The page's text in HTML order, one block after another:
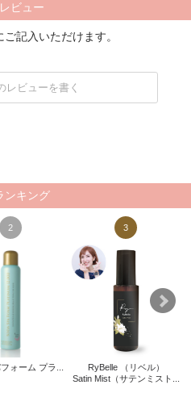
ビュー
ご記入いただけます。
レビューを書く
ンキング
2
ォーム プラ...
3
RyBelle （リベル）
Satin Mist（サテンミスト...